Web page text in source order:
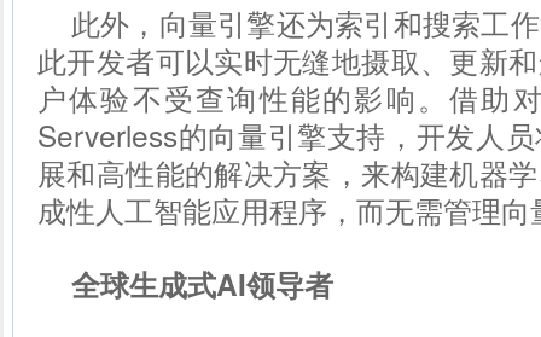
此外，向量引擎还为索引和搜索工
此开发者可以实时无缝地摄取、更新
户体验不受查询性能的影响。借助
Serverless的向量引擎支持，开发人
展和高性能的解决方案，来构建机器
成性人工智能应用程序，而无需管理
全球生成式AI领导者